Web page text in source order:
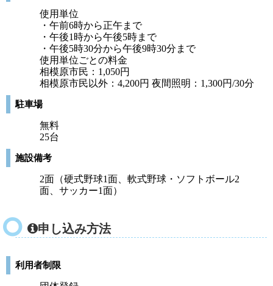
使用単位
・午前6時から正午まで
・午後1時から午後5時まで
・午後5時30分から午後9時30分まで
使用単位ごとの料金
相模原市民：1,050円
相模原市民以外：4,200円 夜間照明：1,300円/30分
駐車場
無料
25台
施設備考
2面（硬式野球1面、軟式野球・ソフトボール2
面、サッカー1面）
申し込み方法
利用者制限